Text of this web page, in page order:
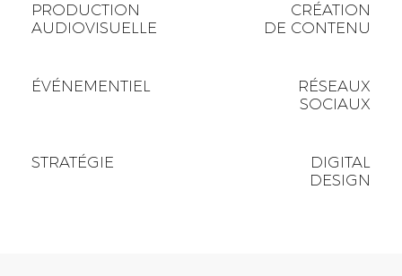
PRODUCTION
AUDIOVISUELLE
CRÉATION
DE CONTENU
ÉVÉNEMENTIEL
RÉSEAUX
SOCIAUX
STRATÉGIE
DIGITAL
DESIGN